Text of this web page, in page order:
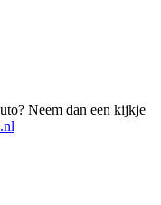
Neem dan een kijkje